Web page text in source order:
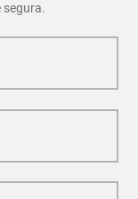
segura.